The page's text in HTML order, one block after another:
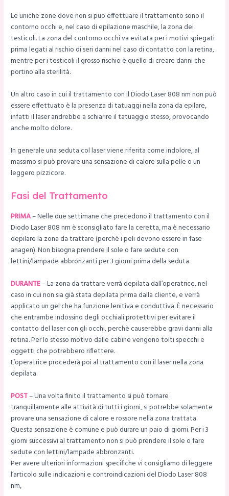
Le uniche zone dove non si può effettuare il trattamento sono il
contorno occhi e, nel caso di epilazione maschile, la zona dei
testicoli. La zona del contorno occhi va evitata per i motivi spiegati
prima legati al rischio di seri danni nel caso di contatto con la retina,
mentre per i testicoli il grosso rischio è quello di creare danni che
portino alla sterilità.
Un altro caso in cui il trattamento con il Diodo Laser 808 nm non può
essere effettuato è la presenza di tatuaggi nella zona da epilare,
infatti il laser andrebbe a schiarire il tatuaggio stesso, provocando
anche molto dolore.
In generale una seduta col laser viene riferita come indolore, al
massimo si può provare una sensazione di calore sulla pelle o un
leggero pizzicore.
Fasi del Trattamento
PRIMA– Nelle due settimane che precedono il trattamento con il
Diodo Laser 808 nm è sconsigliato fare la ceretta, ma è necessario
depilare la zona da trattare (perchè i peli devono essere in fase
anagen). Non bisogna prendere il sole o fare sedute con
lettini/lampade abbronzanti per 3 giorni prima della seduta.
DURANTE– La zona da trattare verrà depilata dall’operatrice, nel
caso in cui non sia già stata depilata prima dalla cliente, e verrà
applicato un gel che ha funzione lenitiva e conduttiva. È necessario
che entrambe indossino degli occhiali protettivi per evitare il
contatto del laser con gli occhi, perchè causerebbe gravi danni alla
retina. Per lo stesso motivo dalle cabine vengono tolti specchi e
oggetti che potrebbero riflettere.
L’operatrice procederà poi al trattamento con il laser nella zona
depilata.
POST– Una volta finito il trattamento si può tornare
tranquillamente alle attività di tutti i giorni, si potrebbe solamente
provare una sensazione di calore e rossore nella zona trattata.
Questa sensazione è comune e può durare un paio di giorni. Per i 3
giorni successivi al trattamento non si può prendere il sole o fare
sedute con lettini/lampade abbronzanti.
Per avere ulteriori informazioni specifiche vi consigliamo di leggere
l’articolo sulle indicazioni e controindicazioni del Diodo Laser 808
nm,